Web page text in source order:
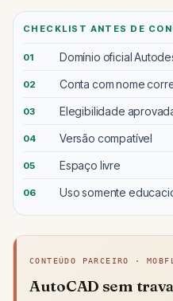
CHECKLIST ANTES DE
01 Domínio oficial
02 Conta com nome
03 Elegibilidade
04 Versão compatível
05 Espaço livre
06 Uso somente
CONTEÚDO PARCEIRO ·
AutoCAD sem